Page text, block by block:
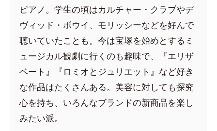
ピアノ。学生の頃はカルチャー・クラブやデ
ヴィッド・ボウイ、モリッシーなどを好んで
聴いていたことも。今は宝塚を始めとするミ
ュージカル観劇に行くのも趣味で、『エリザ
ベート』『ロミオとジュリエット』など好き
な作品はたくさんある。美容に対しても探究
心を持ち、いろんなブランドの新商品を楽し
みたい派。